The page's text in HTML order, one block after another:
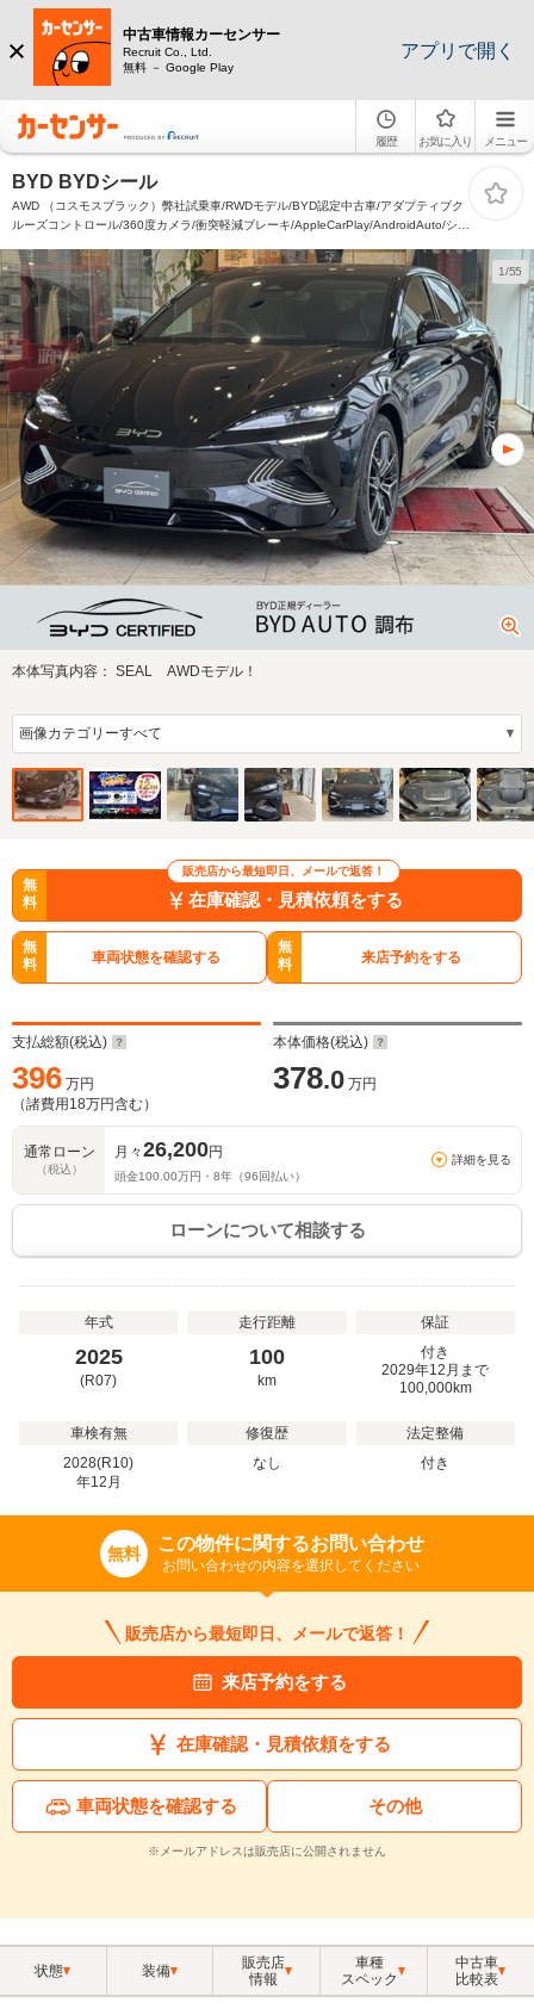
中古車情報カーセンサー
Recruit Co., Ltd.
無料 － Google Play
アプリで開く
履歴 お気に入り メニュー
BYD BYDシール
AWD （コスモスブラック）弊社試乗車/RWDモデル/BYD認定中古車/アダプティブク
ルーズコントロール/360度カメラ/衝突軽減ブレーキ/AppleCarPlay/AndroidAuto/シー
1/55
本体写真内容： SEAL AWDモデル！
販売店から最短即日、メールで返答！
無
料
在庫確認・見積依頼をする
無
料
車両状態を確認する
無
料
来店予約をする
支払総額(税込)
396 万円
（諸費用 18万円含む）
本体価格(税込)
378.0 万円
通常ローン
（税込）
月々26,200円
頭金100.00万円・ 8年（96 回払い）
詳細を見る
ローンについて相談する
年式
2025
(R07)
走行距離
100
km
保証
付き
2029年12月まで
100,000km
車検有無
2028(R10)
年12 月
修復歴
なし
法定整備
付き
無料 この物件に関するお問い合わせ
お問い合わせの内容を選択してください
販売店から最短即日、メールで返答！
来店予約をする
在庫確認・見積依頼をする
車両状態を確認する その他
※メールアドレスは販売店に公開されません
状態 装備
販売店
情報
車種
スペック
中古車
比較表